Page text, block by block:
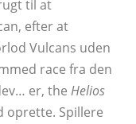
til at
efter at
Vulcans uden
race fra den
er, the Helios
oprette. Spillere